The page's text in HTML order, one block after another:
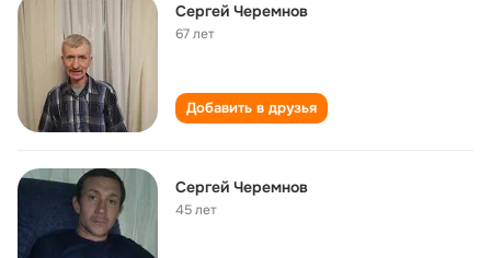
Сергей Черемнов
67 лет
Добавить в друзья
Сергей Черемнов
45 лет